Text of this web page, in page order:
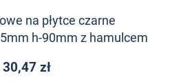
na płytce czarne
h-90mm z hamulcem
30,47 zł